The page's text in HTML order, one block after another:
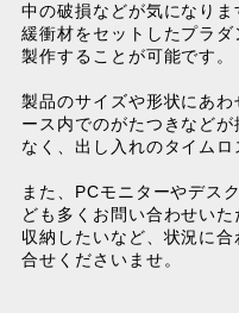
中の破損などが気になり
緩衝材をセットしたプラ
製作することが可能です。
製品のサイズや形状にあ
ース内でのがたつきなど
なく、出し入れのタイムロ
また、PCモニターやデス
ども多くお問い合わせい
収納したいなど、状況に
合せくださいませ。